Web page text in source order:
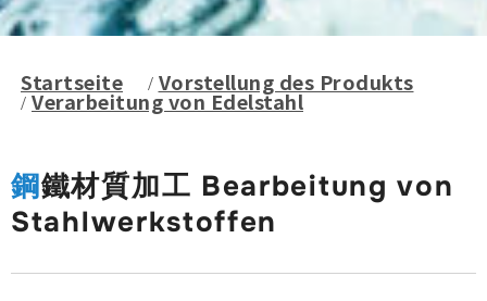
鋼鐵材質加工 Bearbeitung von
Stahlwerkstoffen
Startseite Vorstellung des Produkts
Verarbeitung von Edelstahl